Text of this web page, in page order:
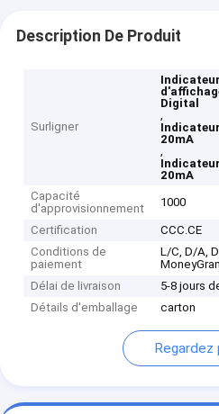
Description De Produit
Surligner
Digital
,
20mA
,
20mA
Capacité
d'approvisionnement
1000
Certification
CCC.CE
Conditions de
paiement
L/C, D/A,
Délai de livraison
5-8 jours
Détails d'emballage
carton
Regardez